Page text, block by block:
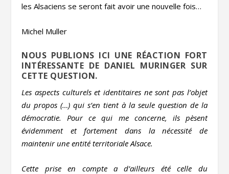
les Alsaciens se seront fait avoir une nouvelle fois…
Michel Muller
NOUS PUBLIONS ICI UNE RÉACTION FORT
INTÉRESSANTE DE DANIEL MURINGER SUR
CETTE QUESTION.
Les aspects culturels et identitaires ne sont pas l’objet
du propos (…) qui s’en tient à la seule question de la
démocratie. Pour ce qui me concerne, ils pèsent
évidemment et fortement dans la nécessité de
maintenir une entité territoriale Alsace.
Cette prise en compte a d’ailleurs été celle du